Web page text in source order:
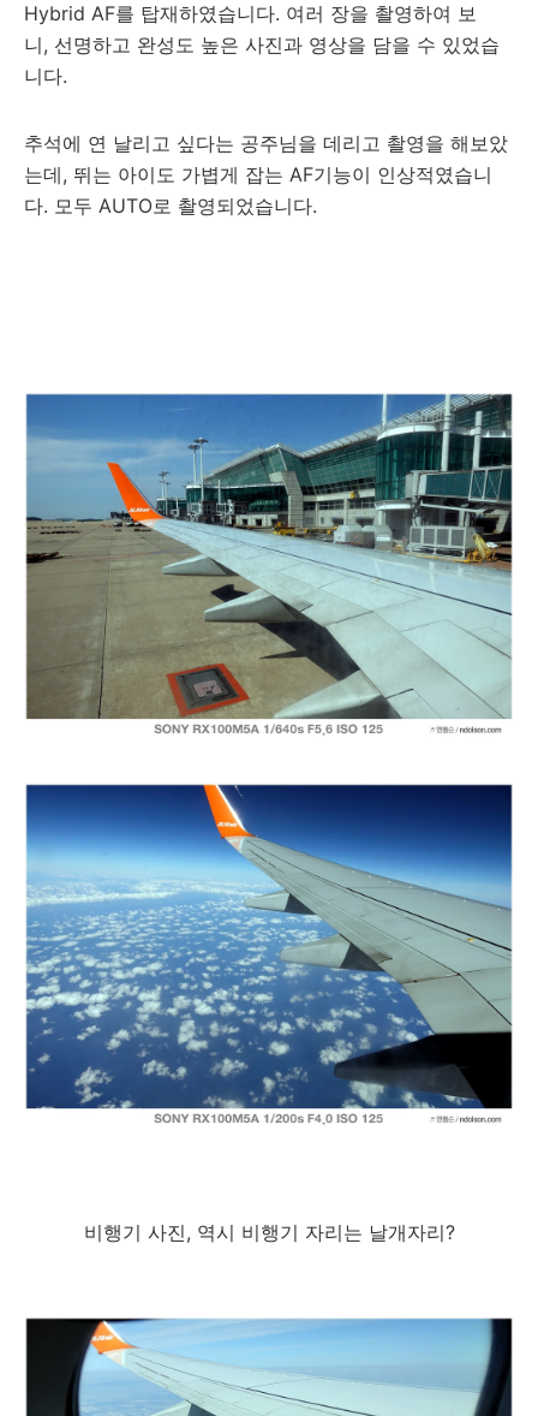
Hybrid AF를 탑재하였습니다. 여러 장을 촬영하여 보
니, 선명하고 완성도 높은 사진과 영상을 담을 수 있었습
니다.
추석에 연 날리고 싶다는 공주님을 데리고 촬영을 해보았
는데, 뛰는 아이도 가볍게 잡는 AF기능이 인상적였습니
다. 모두 AUTO로 촬영되었습니다.
비행기 사진, 역시 비행기 자리는 날개자리?